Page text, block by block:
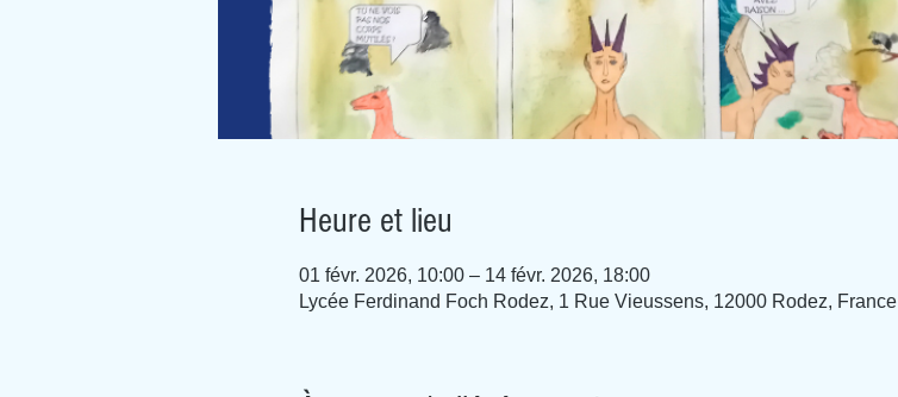
Heure et lieu
01 févr. 2026, 10:00 – 14 févr. 2026, 18:00
Lycée Ferdinand Foch Rodez, 1 Rue Vieussens, 12000 Rodez, France